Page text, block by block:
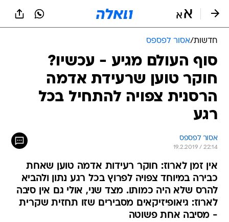
חדשות/אסור לפספס
סוף העולם מגיע - עכשיו?
חוקר טוען שרעידת אדמה
הרסנית צפויה להתחיל בכל
רגע
אסור לפספס
19.2.2019 / 22:14
אין זמן לארוז: חוקר רעידות אדמה טוען שאחת
כבירה במיוחד צפויה לפרוץ בכל רגע נתון ולהביא
להרס שלא היה כמותו. מצד שני, אולי גם אין סיבה
לארוז: גיאופיזיקאים מסבירים שזו תחזית שקרית
- מסיבה אחת פשוטה